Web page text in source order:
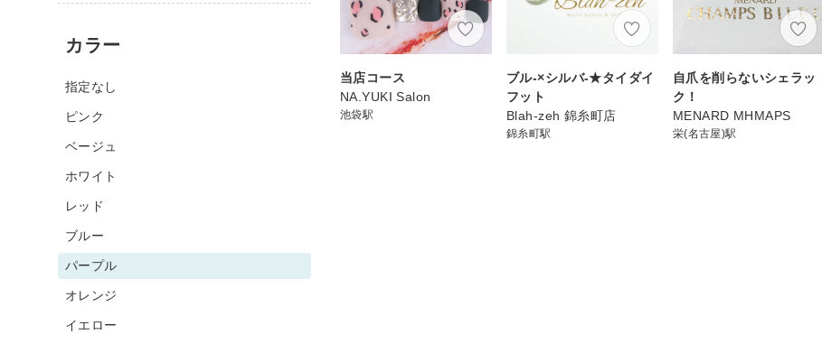
当店コース
NA.YUKI Salon
池袋駅
ブル-×シルバ-★タイダイ
フット
Blah-zeh 錦糸町店
錦糸町駅
自爪を削らないシェラッ
ク！
MENARD MHMAPS
栄(名古屋)駅
カラー
指定なし
ピンク
ベージュ
ホワイト
レッド
ブルー
パープル
オレンジ
イエロー